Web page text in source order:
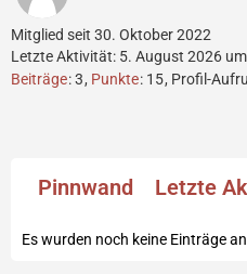
Mitglied seit 30. Oktober 2022
Letzte Aktivität: 5. August 2026
Beiträge 3 Punkte 15 Profil-
Pinnwand Letzte
Es wurden noch keine Einträge